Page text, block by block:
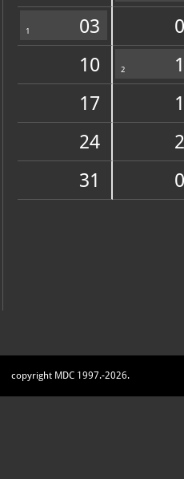
1 03
10
2
17
24
31
OPĆI PODACI
Zbirke
copyright MDC 1997.-2026.